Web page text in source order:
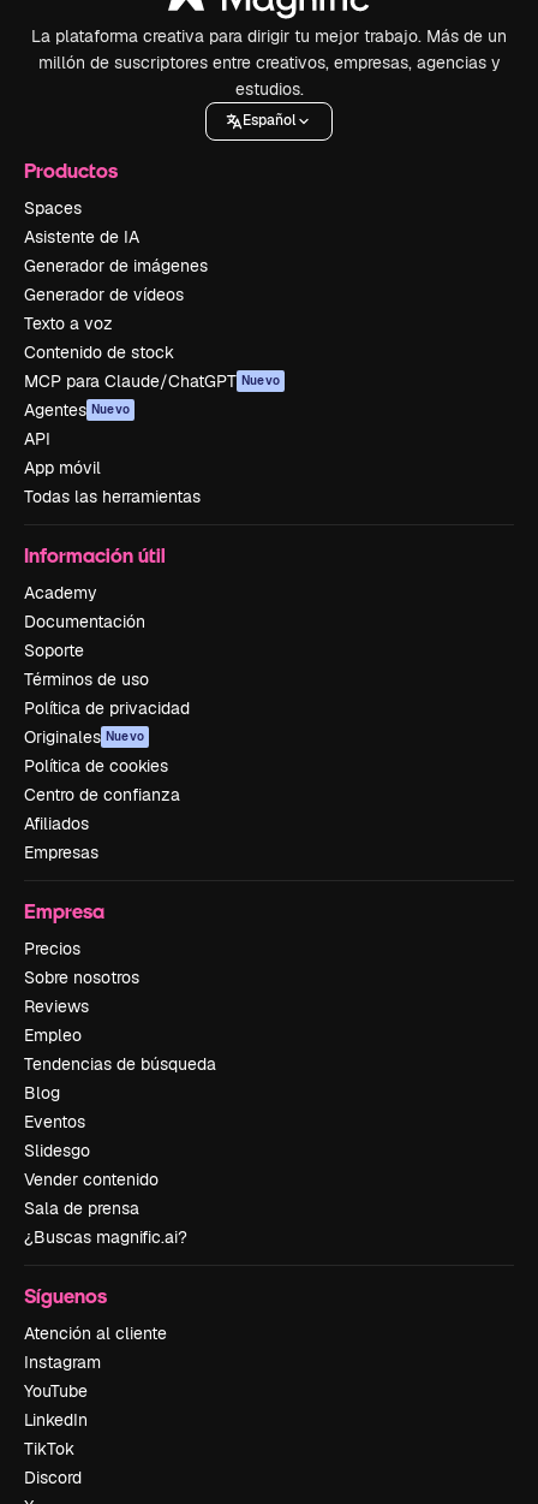
La plataforma creativa para dirigir tu mejor trabajo. Más de un
millón de suscriptores entre creativos, empresas, agencias y
estudios.
Español
Productos
Spaces
Asistente de IA
Generador de imágenes
Generador de vídeos
Texto a voz
Contenido de stock
MCP para Claude/ChatGPT Nuevo
Agentes Nuevo
API
App móvil
Todas las herramientas
Información útil
Academy
Documentación
Soporte
Términos de uso
Política de privacidad
Originales Nuevo
Política de cookies
Centro de confianza
Afiliados
Empresas
Empresa
Precios
Sobre nosotros
Reviews
Empleo
Tendencias de búsqueda
Blog
Eventos
Slidesgo
Vender contenido
Sala de prensa
¿Buscas magnific.ai?
Síguenos
Atención al cliente
Instagram
YouTube
LinkedIn
TikTok
Discord